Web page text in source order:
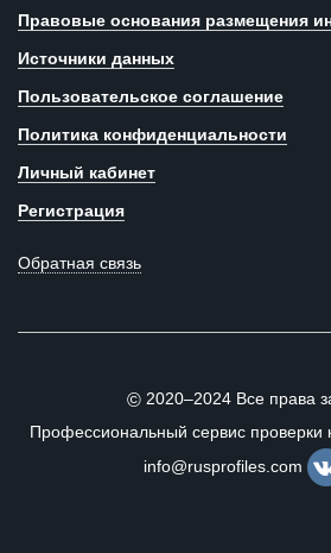
Правовые основания размещения
Источники данных
Пользовательское соглашение
Политика конфиденциальности
Личный кабинет
Регистрация
Обратная связь
©2020–2024 Все права
Профессиональный сервис проверки
info@rusprofiles.com